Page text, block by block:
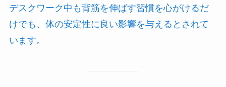
デスクワーク中も背筋を伸ばす習慣を心がけるだ
けでも、体の安定性に良い影響を与えるとされて
います。